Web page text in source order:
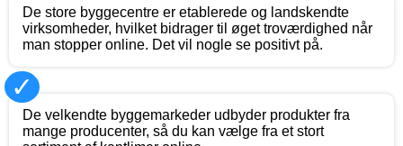
De store byggecentre er etablerede og landskendte
virksomheder, hvilket bidrager til øget troværdighed når
man stopper online. Det vil nogle se positivt på.
✓
De velkendte byggemarkeder udbyder produkter fra
mange producenter, så du kan vælge fra et stort